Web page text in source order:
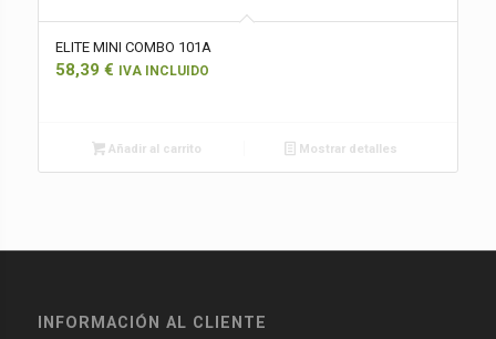
ELITE MINI COMBO 101A
58,39 € IVA INCLUIDO
Añadir al carrito Mostrar detalles
INFORMACIÓN AL CLIENTE